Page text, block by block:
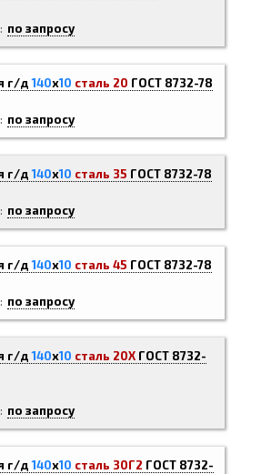
по запросу
г/д140х10 сталь 20 ГОСТ 8732-78
по запросу
г/д140х10 сталь 35 ГОСТ 8732-78
по запросу
г/д140х10 сталь 45 ГОСТ 8732-78
по запросу
г/д140х10 сталь 20Х ГОСТ 8732-
по запросу
г/д140х10 сталь 30Г2 ГОСТ 8732-